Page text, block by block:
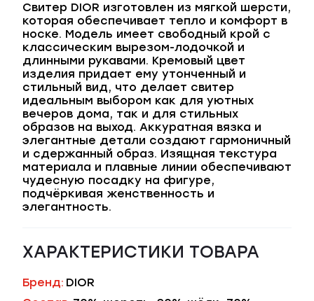
Свитер DIOR изготовлен из мягкой шерсти,
которая обеспечивает тепло и комфорт в
носке. Модель имеет свободный крой с
классическим вырезом-лодочкой и
длинными рукавами. Кремовый цвет
изделия придает ему утонченный и
стильный вид, что делает свитер
идеальным выбором как для уютных
вечеров дома, так и для стильных
образов на выход. Аккуратная вязка и
элегантные детали создают гармоничный
и сдержанный образ. Изящная текстура
материала и плавные линии обеспечивают
чудесную посадку на фигуре,
подчёркивая женственность и
элегантность.
ХАРАКТЕРИСТИКИ ТОВАРА
Бренд: DIOR